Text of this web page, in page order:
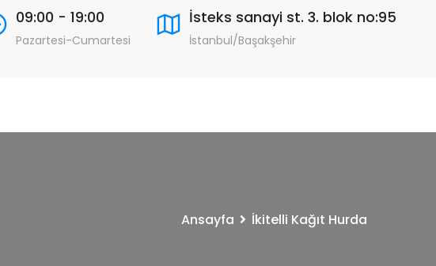
09:00 - 19:00
Pazartesi-Cumartesi
İsteks sanayi st. 3. blok no:95
İstanbul/Başakşehir
Ansayfa İkitelli Kağıt Hurda